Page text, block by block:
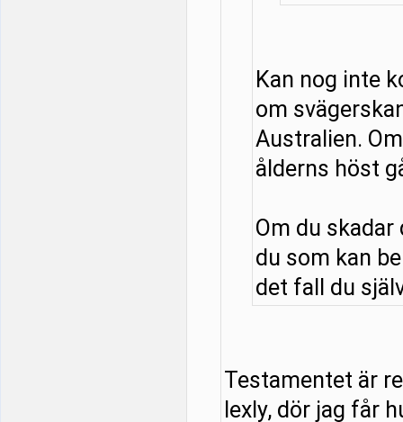
Kan nog inte
om
Australien.
ålderns höst
Om du
du som kan
det fall du
Testamentet är
lexly, dör jag får